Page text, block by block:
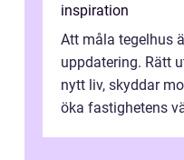
inspiration
Att måla tegelhus
uppdatering. Rätt
nytt liv, skyddar
öka fastighetens